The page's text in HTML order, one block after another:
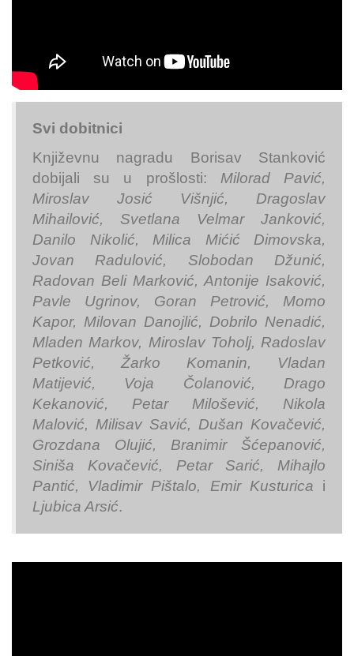
Svi dobitnici
Književnu nagradu Borisav Stanković
dobijali su u prošlosti: Milorad Pavić,
Miroslav Josić Višnjić, Dragoslav
Mihailović, Svetlana Velmar Janković,
Danilo Nikolić, Milica Mićić Dimovska,
Jovan Radulović, Slobodan Džunić,
Radovan Beli Marković, Antonije Isaković,
Pavle Ugrinov, Goran Petrović, Momo
Kapor, Milovan Danojlić, Dobrilo Nenadić,
Mladen Markov, Miroslav Toholj, Radoslav
Petković, Žarko Komanin, Vladan
Matijević, Voja Čolanović, Drago
Kekanović, Petar Milošević, Nikola
Malović, Milisav Savić, Dušan Kovačević,
Grozdana Olujić, Branimir Šćepanović,
Siniša Kovačević, Petar Sarić, Mihajlo
Pantić, Vladimir Pištalo, Emir Kusturica i
Ljubica Arsić.